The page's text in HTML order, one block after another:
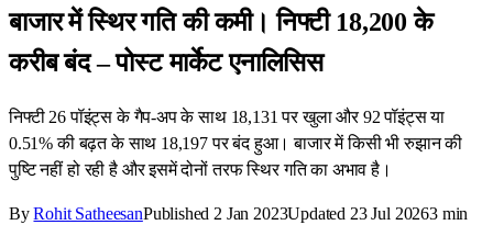
बाजार में स्थिर गति की कमी। निफ्टी 18,200 के
करीब बंद – पोस्ट मार्केट एनालिसिस
निफ्टी 26 पॉइंट्स के गैप-अप के साथ 18,131 पर खुला और 92 पॉइंट्स या
0.51% की बढ़त के साथ 18,197 पर बंद हुआ। बाजार में किसी भी रुझान की
पुष्टि नहीं हो रही है और इसमें दोनों तरफ स्थिर गति का अभाव है।
By Rohit SatheesanPublished2 Jan 2023Updated 23 Jul 20263min